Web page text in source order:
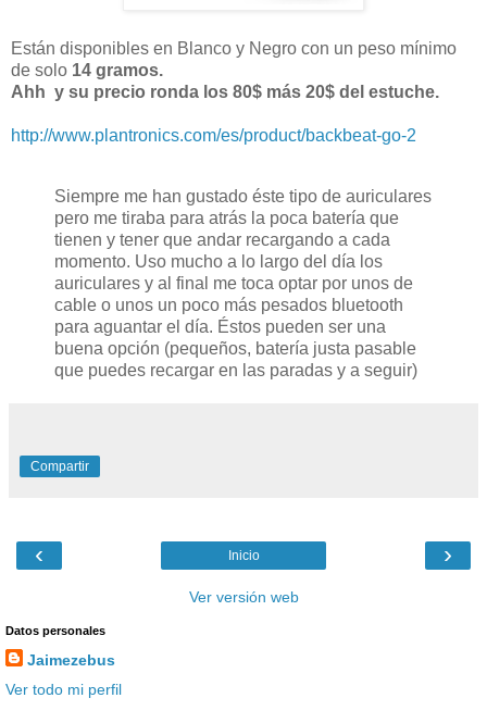
Están disponibles en Blanco y Negro con un peso mínimo
de solo 14 gramos.
Ahh y su precio ronda los 80$ más 20$ del estuche.
http://www.plantronics.com/es/product/backbeat-go-2
Siempre me han gustado éste tipo de auriculares
pero me tiraba para atrás la poca batería que
tienen y tener que andar recargando a cada
momento. Uso mucho a lo largo del día los
auriculares y al final me toca optar por unos de
cable o unos un poco más pesados bluetooth
para aguantar el día. Éstos pueden ser una
buena opción (pequeños, batería justa pasable
que puedes recargar en las paradas y a seguir)
Compartir
‹ ›
Inicio
Ver versión web
Datos personales
Jaimezebus
Ver todo mi perfil